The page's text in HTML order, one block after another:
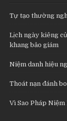
Tự tạo thường
Lịch ngày kiêng
khang bảo giám
Niệm danh hiệu
Thoát nạn đánh
Vì Sao Pháp